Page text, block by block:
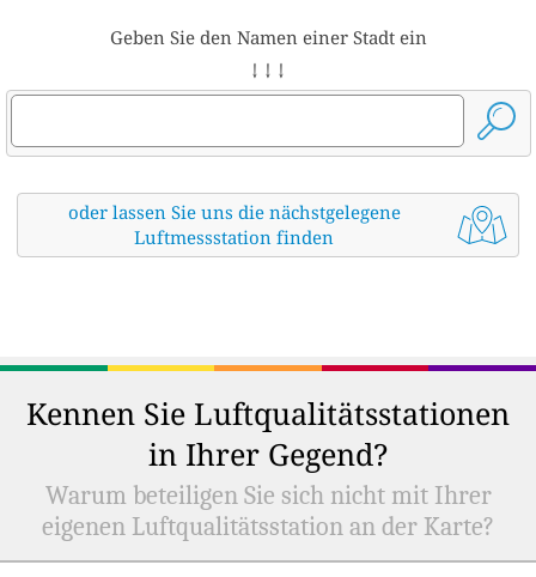
Geben Sie den Namen einer Stadt ein
↓ ↓ ↓
oder lassen Sie uns die nächstgelegene
Luftmessstation finden
Kennen Sie Luftqualitätsstationen
in Ihrer Gegend?
Warum beteiligen Sie sich nicht mit Ihrer
eigenen Luftqualitätsstation an der Karte?